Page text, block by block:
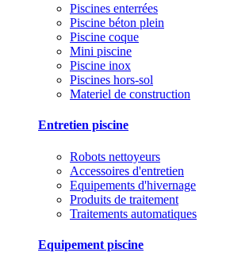
Piscines enterrées
Piscine béton plein
Piscine coque
Mini piscine
Piscine inox
Piscines hors-sol
Materiel de construction
Entretien piscine
Robots nettoyeurs
Accessoires d'entretien
Equipements d'hivernage
Produits de traitement
Traitements automatiques
Equipement piscine